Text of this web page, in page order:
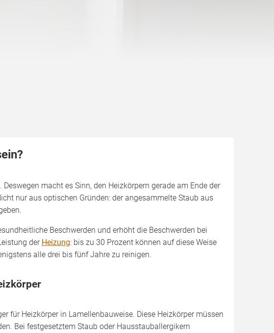
macht es Sinn, den Heizkörpern gerade am Ende der
nur aus optischen Gründen: der angesammelte Staub aus
Beschwerden und erhöht die Beschwerden bei
der Heizung: bis zu 30 Prozent können auf diese Weise
alle drei bis fünf Jahre zu reinigen.
für Heizkörper in Lamellenbauweise. Diese Heizkörper müssen
Bei festgesetztem Staub oder Hausstauballergikern